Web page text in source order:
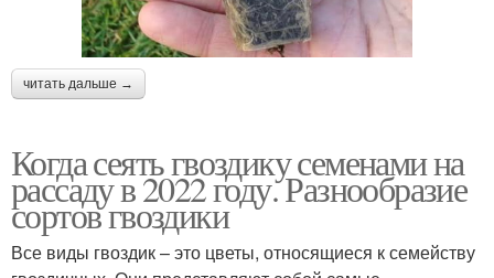
читать дальше →
Когда сеять гвоздику семенами на
рассаду в 2022 году. Разнообразие
сортов гвоздики
Все виды гвоздик – это цветы, относящиеся к семейству